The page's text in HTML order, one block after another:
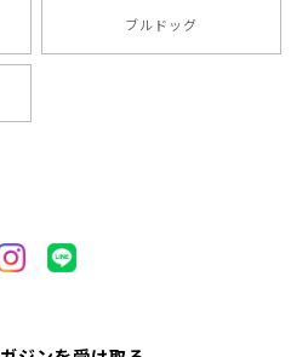
ブルドッグ